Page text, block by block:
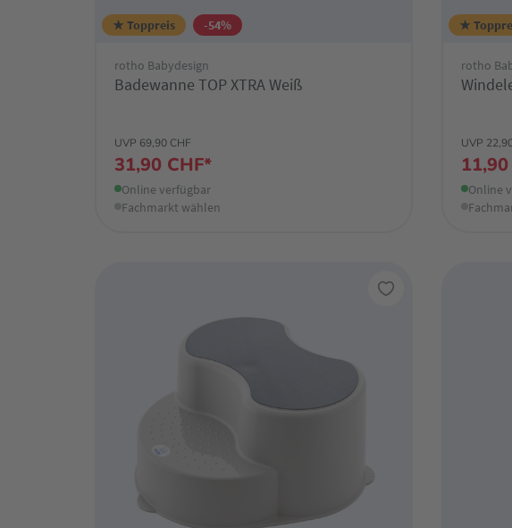
★ Toppreis -54%
rotho Babydesign
Badewanne TOP XTRA Weiß
UVP 69,90 CHF
31,90 CHF*
Online verfügbar
Fachmarkt wählen
★
rotho
UVP
Online